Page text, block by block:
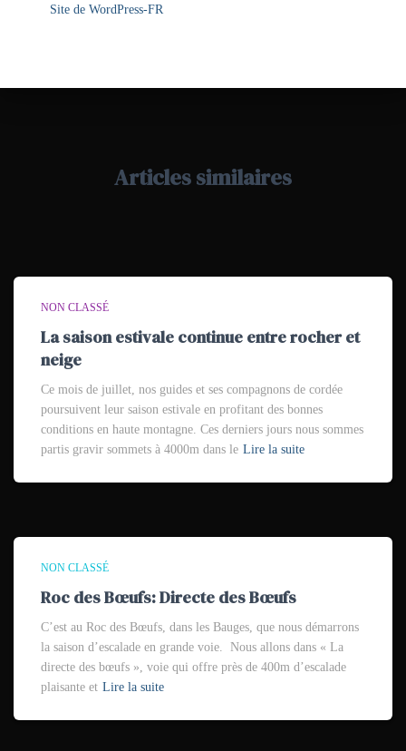
Site de WordPress-FR
Articles similaires
NON CLASSÉ
La saison estivale continue entre rocher et
neige
Ce mois de juillet, nos guides et ses compagnons de cordée
poursuivent leur saison estivale en profitant des bonnes
conditions en haute montagne. Ces derniers jours nous sommes
partis gravir sommets à 4000m dans le Lire la suite
NON CLASSÉ
Roc des Bœufs: Directe des Bœufs
C’est au Roc des Bœufs, dans les Bauges, que nous démarrons
la saison d’escalade en grande voie. Nous allons dans « La
directe des bœufs », voie qui offre près de 400m d’escalade
plaisante et Lire la suite